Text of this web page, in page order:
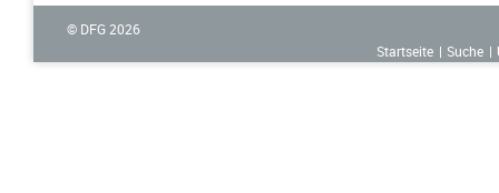
© DFG 2026
Startseite
Suche